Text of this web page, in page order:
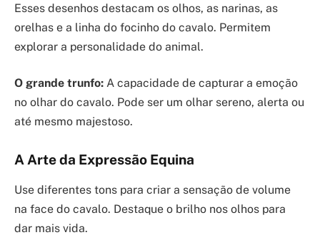
Esses desenhos destacam os olhos, as narinas, as
orelhas e a linha do focinho do cavalo. Permitem
explorar a personalidade do animal.
O grande trunfo: A capacidade de capturar a emoção
no olhar do cavalo. Pode ser um olhar sereno, alerta ou
até mesmo majestoso.
A Arte da Expressão Equina
Use diferentes tons para criar a sensação de volume
na face do cavalo. Destaque o brilho nos olhos para
dar mais vida.